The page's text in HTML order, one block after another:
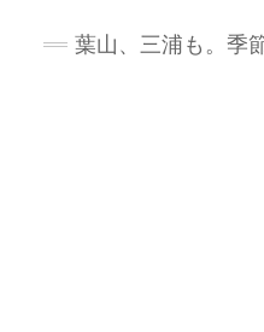
葉山、三浦も。季